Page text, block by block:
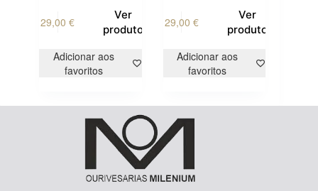
29,00€
Ver
produto
product
multiple
variants.
Adicionar aos
favoritos
29,00 €
Ver
produto
product
multiple
variants.
be
chosen
on
product
Adicionar aos
favoritos